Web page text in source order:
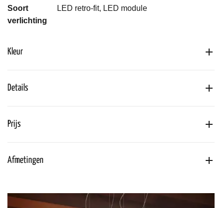
Soort
verlichting
LED retro-fit, LED module
Kleur
Details
Prijs
Afmetingen